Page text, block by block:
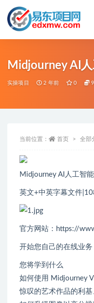
Midjourney AI
实操项目 2 年前 0
当前位置： 首页 全部
Midjourney AI人工智
英文+中英字幕文件
官方网站：https://
开始您自己的在线业
您将学到什么
如何使用 Midjourney
惊叹的艺术作品的利